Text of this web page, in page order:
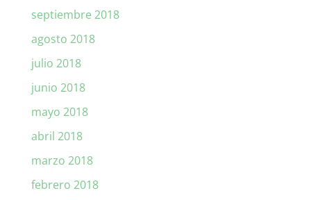
septiembre 2018
agosto 2018
julio 2018
junio 2018
mayo 2018
abril 2018
marzo 2018
febrero 2018